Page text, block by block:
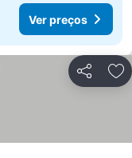
Ver preços
Partilhar